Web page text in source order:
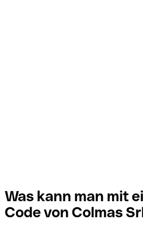
Was kann man mit
Code von Colmas